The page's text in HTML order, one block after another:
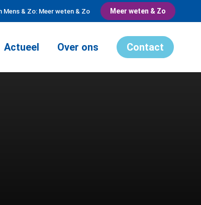
& Zo: Meer weten & Zo Meer weten & Zo
Actueel Over ons Contact